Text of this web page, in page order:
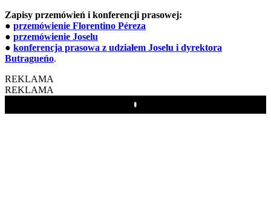
Zapisy przemówień i konferencji prasowej:
● przemówienie Florentino Péreza
● przemówienie Joselu
● konferencja prasowa z udziałem Joselu i dyrektora
Butragueńo.
REKLAMA
REKLAMA
Play